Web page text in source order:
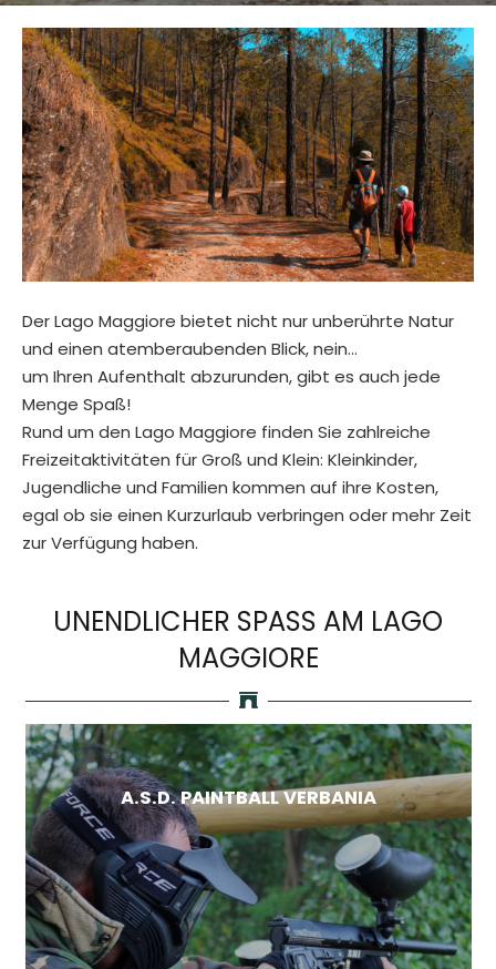
Der Lago Maggiore bietet nicht nur unberührte Natur
und einen atemberaubenden Blick, nein…
um Ihren Aufenthalt abzurunden, gibt es auch jede
Menge Spaß!
Rund um den Lago Maggiore finden Sie zahlreiche
Freizeitaktivitäten für Groß und Klein: Kleinkinder,
Jugendliche und Familien kommen auf ihre Kosten,
egal ob sie einen Kurzurlaub verbringen oder mehr Zeit
zur Verfügung haben.
UNENDLICHER SPASS AM LAGO
MAGGIORE
A.S.D. PAINTBALL VERBANIA